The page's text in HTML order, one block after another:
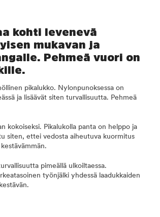
kohti levenevä
mukavan ja
Pehmeä vuori on
pikalukko. Nylonpunoksessa on
ja lisäävät siten turvallisuutta. Pehmeä
kokoiseksi. Pikalukolla panta on helppo ja
siten, ettei vedosta aiheutuva kuormitus
pimeällä ulkoiltaessa.
työnjälki yhdessä laadukkaiden